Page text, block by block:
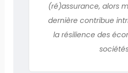
(ré)assurance, alors
dernière contribue
la résilience des